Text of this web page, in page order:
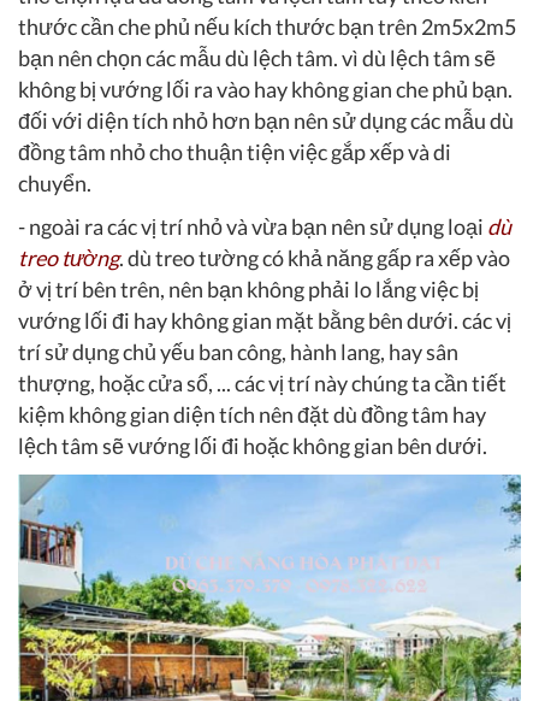
thước cần che phủ nếu kích thước bạn trên 2m5x2m5
bạn nên chọn các mẫu dù lệch tâm. vì dù lệch tâm sẽ
không bị vướng lối ra vào hay không gian che phủ bạn.
đối với diện tích nhỏ hơn bạn nên sử dụng các mẫu dù
đồng tâm nhỏ cho thuận tiện việc gắp xếp và di
chuyển.
- ngoài ra các vị trí nhỏ và vừa bạn nên sử dụng loại dù
treo tường. dù treo tường có khả năng gấp ra xếp vào
ở vị trí bên trên, nên bạn không phải lo lắng việc bị
vướng lối đi hay không gian mặt bằng bên dưới. các vị
trí sử dụng chủ yếu ban công, hành lang, hay sân
thượng, hoặc cửa sổ, ... các vị trí này chúng ta cần tiết
kiệm không gian diện tích nên đặt dù đồng tâm hay
lệch tâm sẽ vướng lối đi hoặc không gian bên dưới.